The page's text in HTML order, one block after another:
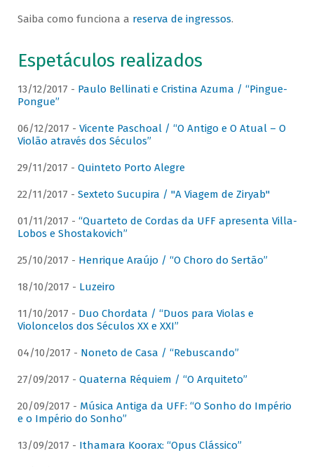
Saiba como funciona a reserva de ingressos.
Espetáculos realizados
13/12/2017 - Paulo Bellinati e Cristina Azuma / “Pingue-
Pongue”
06/12/2017 - Vicente Paschoal / “O Antigo e O Atual – O
Violão através dos Séculos”
29/11/2017 - Quinteto Porto Alegre
22/11/2017 - Sexteto Sucupira / "A Viagem de Ziryab"
01/11/2017 - “Quarteto de Cordas da UFF apresenta Villa-
Lobos e Shostakovich”
25/10/2017 - Henrique Araújo / “O Choro do Sertão”
18/10/2017 - Luzeiro
11/10/2017 - Duo Chordata / “Duos para Violas e
Violoncelos dos Séculos XX e XXI”
04/10/2017 - Noneto de Casa / “Rebuscando”
27/09/2017 - Quaterna Réquiem / “O Arquiteto”
20/09/2017 - Música Antiga da UFF: “O Sonho do Império
e o Império do Sonho”
13/09/2017 - Ithamara Koorax: “Opus Clássico”